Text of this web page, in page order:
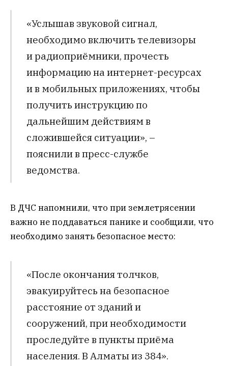
«Услышав звуковой сигнал,
необходимо включить телевизоры
и радиоприёмники, прочесть
информацию на интернет-ресурсах
и в мобильных приложениях, чтобы
получить инструкцию по
дальнейшим действиям в
сложившейся ситуации», –
пояснили в пресс-службе
ведомства.
В ДЧС напомнили, что при землетрясении
важно не поддаваться панике и сообщили, что
необходимо занять безопасное место:
«После окончания толчков,
эвакуируйтесь на безопасное
расстояние от зданий и
сооружений, при необходимости
проследуйте в пункты приёма
населения. В Алматы из 384».